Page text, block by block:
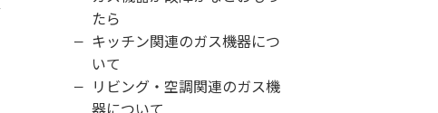
たら
キッチン関連のガス機器につ
いて
リビング・空調関連のガス機
器について